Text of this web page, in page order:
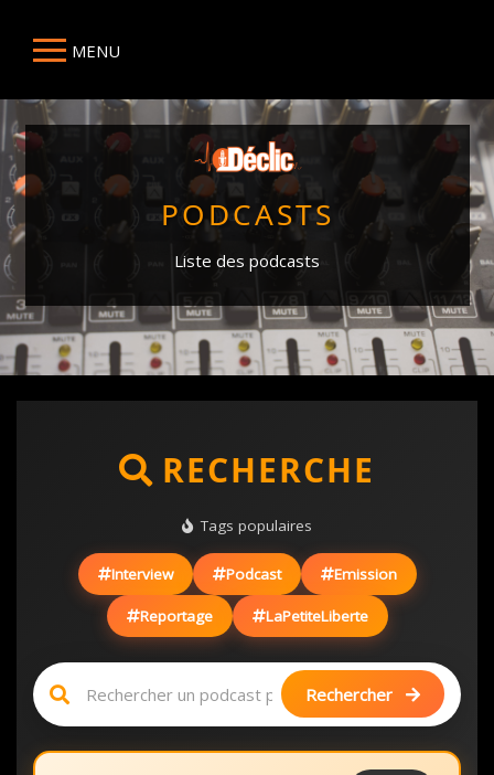
MENU
PODCASTS
Liste des podcasts
RECHERCHE
Tags populaires
Interview Podcast Emission
Reportage LaPetiteLiberte
Rechercher